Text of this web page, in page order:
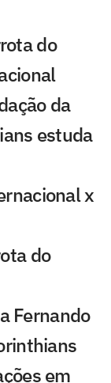
do
da
estuda
x
do
Fernando
em